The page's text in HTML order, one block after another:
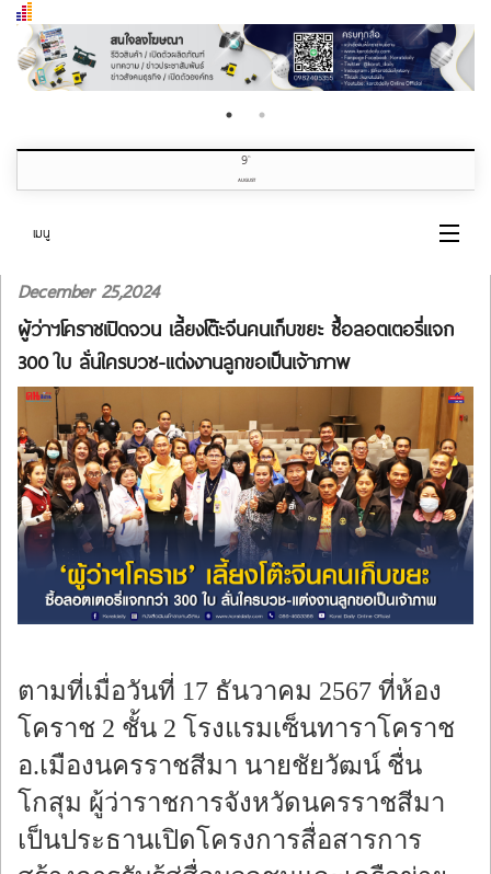
9th
AUGUST
เมนู
หน้าแรก
หมวดข่าว
เกี่ยวกับเรา
ติดต่อเรา
ร้องทุกข์
December 25,2024
ผู้ว่าฯโคราชเปิดจวน เลี้ยงโต๊ะจีนคนเก็บขยะ ซื้อลอตเตอรี่แจก
300 ใบ ลั่นใครบวช-แต่งงานลูกขอเป็นเจ้าภาพ
ตามที่เมื่อวันที่ 17 ธันวาคม 2567 ที่ห้อง
โคราช 2 ชั้น 2 โรงแรมเซ็นทาราโคราช
อ.เมืองนครราชสีมา นายชัยวัฒน์ ชื่น
โกสุม ผู้ว่าราชการจังหวัดนครราชสีมา
เป็นประธานเปิดโครงการสื่อสารการ